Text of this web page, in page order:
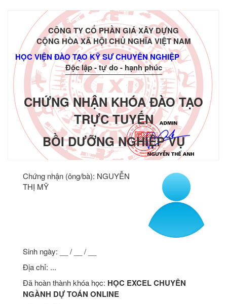
CÔNG TY CỔ PHẦN GIÁ XÂY DỰNG
CỘNG HÒA XÃ HỘI CHỦ NGHĨA VIỆT NAM
HỌC VIỆN ĐÀO TẠO KỸ SƯ CHUYÊN NGHIỆP
Độc lập - tự do - hạnh phúc
CHỨNG NHẬN KHÓA ĐÀO TẠO
TRỰC TUYẾN
BỒI DƯỠNG NGHIỆP VỤ
Chứng nhận (ông/bà): NGUYỄN
THỊ MỸ
Sinh ngày: __ / __ / __
Địa chỉ: ...
Đã hoàn thành khóa học: HỌC EXCEL CHUYÊN
NGÀNH DỰ TOÁN ONLINE